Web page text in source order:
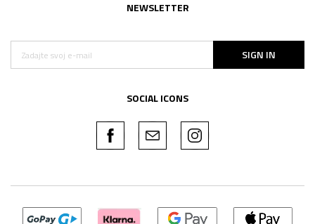
NEWSLETTER
SIGN IN
SOCIAL ICONS